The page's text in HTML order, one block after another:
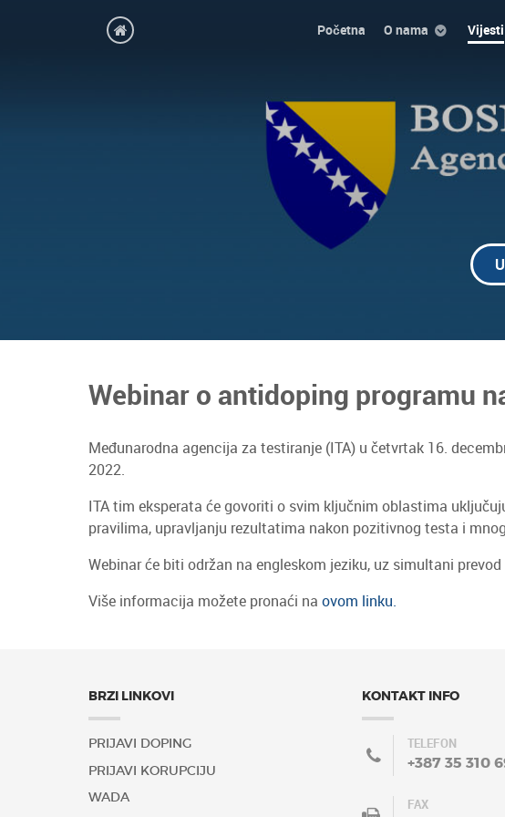
Početna O nama Vijesti
Webinar o antidoping programu
Međunarodna agencija za testiranje (ITA) u četvrtak 16.
2022.
ITA tim eksperata će govoriti o svim ključnim oblastima
pravilima, upravljanju rezultatima nakon pozitivnog testa i
Webinar će biti održan na engleskom jeziku, uz simultani
Više informacija možete pronaći na ovom linku.
BRZI LINKOVI
PRIJAVI DOPING
PRIJAVI KORUPCIJU
WADA
KONTAKT INFO
TELEFON
+387 35 310
FAX